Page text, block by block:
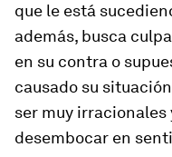
que le está
además, busca
en su contra o
causado su
ser muy irracionales
desembocar en